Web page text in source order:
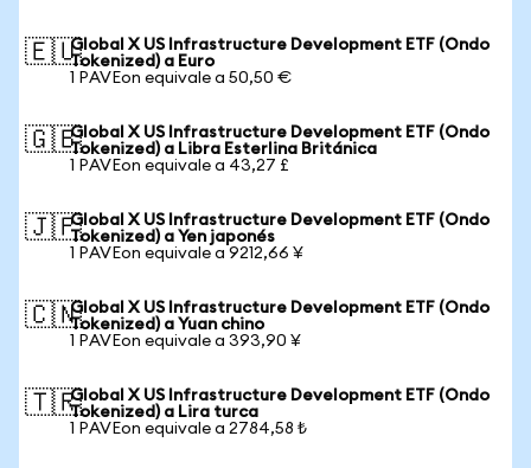
🇪🇺Global X US Infrastructure Development ETF (Ondo
Tokenized) a Euro
1 PAVEon equivale a 50,50 €
🇬🇧Global X US Infrastructure Development ETF (Ondo
Tokenized) a Libra Esterlina Británica
1 PAVEon equivale a 43,27 £
🇯🇵Global X US Infrastructure Development ETF (Ondo
Tokenized) a Yen japonés
1 PAVEon equivale a 9212,66 ¥
🇨🇳Global X US Infrastructure Development ETF (Ondo
Tokenized) a Yuan chino
1 PAVEon equivale a 393,90 ¥
🇹🇷Global X US Infrastructure Development ETF (Ondo
Tokenized) a Lira turca
1 PAVEon equivale a 2784,58 ₺